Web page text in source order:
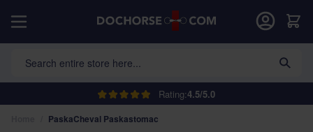
Rating:4.5/5.0
Search entire store here...
Cart
PaskaCheval Paskastomac